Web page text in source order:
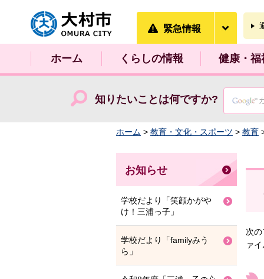
大村市
緊急情報
ホーム くらしの情報 健康・福
知りたいことは何ですか?
ホーム > 教育・文化・スポーツ > 教育
次
ァ
お知らせ
学校だより「笑顔かがや
け！三浦っ子」
学校だより「familyみう
ら」